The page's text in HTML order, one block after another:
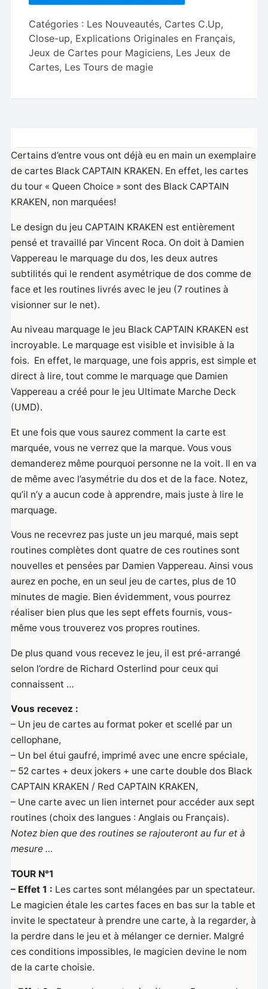
&
Vincent
Rocca
Catégories : Les Nouveautés, Cartes C.Up,
Close-up, Explications Originales en Français,
Jeux de Cartes pour Magiciens, Les Jeux de
Cartes, Les Tours de magie
Certains d’entre vous ont déjà eu en main un exemplaire
de cartes Black CAPTAIN KRAKEN. En effet, les cartes
du tour « Queen Choice » sont des Black CAPTAIN
KRAKEN, non marquées!
Le design du jeu CAPTAIN KRAKEN est entièrement
pensé et travaillé par Vincent Roca. On doit à Damien
Vappereau le marquage du dos, les deux autres
subtilités qui le rendent asymétrique de dos comme de
face et les routines livrés avec le jeu (7 routines à
visionner sur le net).
Au niveau marquage le jeu Black CAPTAIN KRAKEN est
incroyable. Le marquage est visible et invisible à la
fois. En effet, le marquage, une fois appris, est simple et
direct à lire, tout comme le marquage que Damien
Vappereau a créé pour le jeu Ultimate Marche Deck
(UMD).
Et une fois que vous saurez comment la carte est
marquée, vous ne verrez que la marque. Vous vous
demanderez même pourquoi personne ne la voit. Il en va
de même avec l’asymétrie du dos et de la face. Notez,
qu’il n’y a aucun code à apprendre, mais juste à lire le
marquage.
Vous ne recevrez pas juste un jeu marqué, mais sept
routines complètes dont quatre de ces routines sont
nouvelles et pensées par Damien Vappereau. Ainsi vous
aurez en poche, en un seul jeu de cartes, plus de 10
minutes de magie. Bien évidemment, vous pourrez
réaliser bien plus que les sept effets fournis, vous-
même vous trouverez vos propres routines.
De plus quand vous recevez le jeu, il est pré-arrangé
selon l’ordre de Richard Osterlind pour ceux qui
connaissent …
Vous recevez :
– Un jeu de cartes au format poker et scellé par un
cellophane,
– Un bel étui gaufré, imprimé avec une encre spéciale,
– 52 cartes + deux jokers + une carte double dos Black
CAPTAIN KRAKEN / Red CAPTAIN KRAKEN,
– Une carte avec un lien internet pour accéder aux sept
routines (choix des langues : Anglais ou Français).
Notez bien que des routines se rajouteront au fur et à
mesure …
TOUR N°1
– Effet 1 : Les cartes sont mélangées par un spectateur.
Le magicien étale les cartes faces en bas sur la table et
invite le spectateur à prendre une carte, à la regarder, à
la perdre dans le jeu et à mélanger ce dernier. Malgré
ces conditions impossibles, le magicien devine le nom
de la carte choisie.